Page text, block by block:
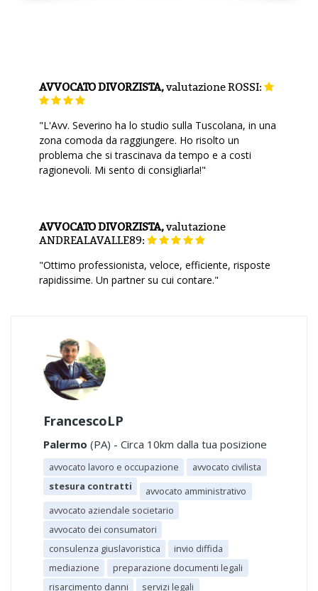
AVVOCATO DIVORZISTA,valutazioneROSSI:
"L'Avv. Severino ha lo studio sulla Tuscolana, in una
zona comoda da raggiungere. Ho risolto un
problema che si trascinava da tempo e a costi
ragionevoli. Mi sento di consigliarla!"
AVVOCATO DIVORZISTA,valutazione
ANDREALAVALLE89:
"Ottimo professionista, veloce, efficiente, risposte
rapidissime. Un partner su cui contare."
FrancescoLP
Palermo (PA) - Circa 10km dalla tua posizione
avvocato lavoro e occupazione
avvocato civilista
stesura contratti
avvocato amministrativo
avvocato aziendale societario
avvocato dei consumatori
consulenza giuslavoristica
invio diffida
mediazione
preparazione documenti legali
risarcimento danni
servizi legali